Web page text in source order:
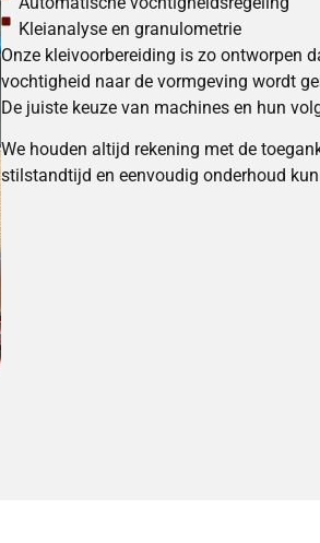
Kleianalyse en granulometrie
Onze kleivoorbereiding is zo ontworpen
vochtigheid naar de vormgeving wordt
De juiste keuze van machines en hun
We houden altijd rekening met de
stilstandtijd en eenvoudig onderhoud